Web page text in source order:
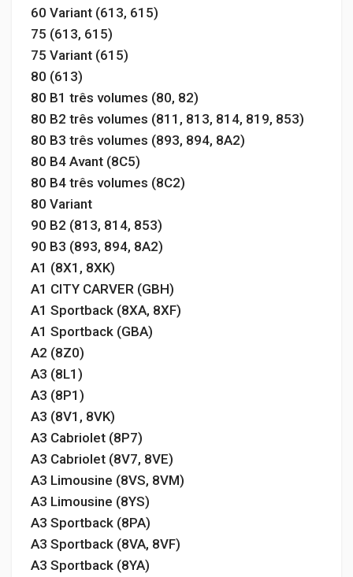
60 Variant (613, 615)
75 (613, 615)
75 Variant (615)
80 (613)
80 B1 três volumes (80, 82)
80 B2 três volumes (811, 813, 814, 819, 853)
80 B3 três volumes (893, 894, 8A2)
80 B4 Avant (8C5)
80 B4 três volumes (8C2)
80 Variant
90 B2 (813, 814, 853)
90 B3 (893, 894, 8A2)
A1 (8X1, 8XK)
A1 CITY CARVER (GBH)
A1 Sportback (8XA, 8XF)
A1 Sportback (GBA)
A2 (8Z0)
A3 (8L1)
A3 (8P1)
A3 (8V1, 8VK)
A3 Cabriolet (8P7)
A3 Cabriolet (8V7, 8VE)
A3 Limousine (8VS, 8VM)
A3 Limousine (8YS)
A3 Sportback (8PA)
A3 Sportback (8VA, 8VF)
A3 Sportback (8YA)